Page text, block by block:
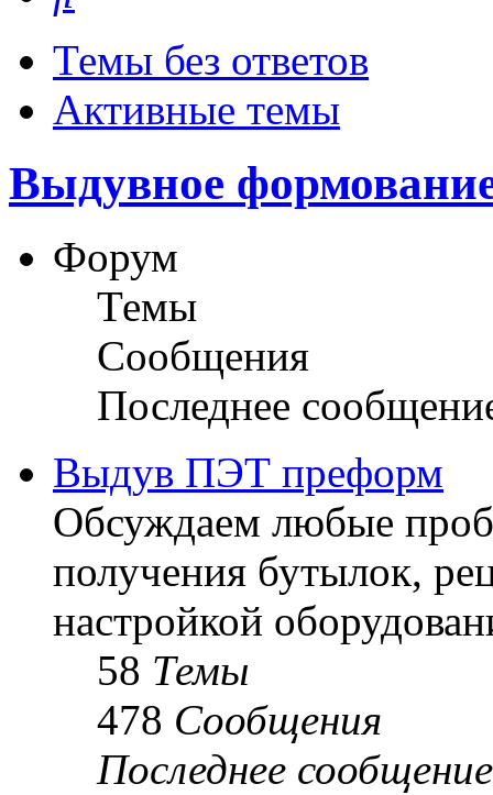
Темы без ответов
Активные темы
Выдувное
Форум
Темы
Сообщения
Последнее
Выдув ПЭТ преформ
Обсуждаем любые
получения бутылок,
настройкой
58 Темы
478 Сообщения
Последнее сообщение